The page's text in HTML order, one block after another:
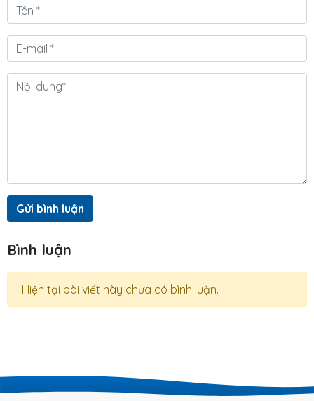
Gửi bình luận
Bình luận
Hiện tại bài viết này chưa có bình luận.